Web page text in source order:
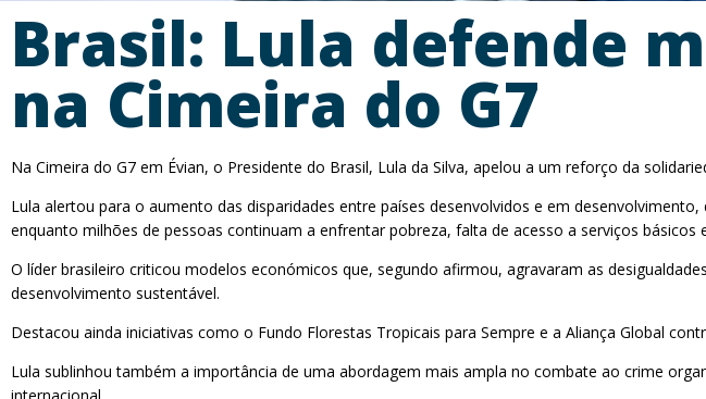
Brasil: Lula defende
na Cimeira do G7
Na Cimeira do G7 em Évian, o Presidente do Brasil, Lula da Silva, apelou a um reforço da
Lula alertou para o aumento das disparidades entre países desenvolvidos e em
enquanto milhões de pessoas continuam a enfrentar pobreza, falta de acesso a serviços básicos
O líder brasileiro criticou modelos económicos que, segundo afirmou, agravaram as
desenvolvimento sustentável.
Destacou ainda iniciativas como o Fundo Florestas Tropicais para Sempre e a Aliança Global
Lula sublinhou também a importância de uma abordagem mais ampla no combate ao crime